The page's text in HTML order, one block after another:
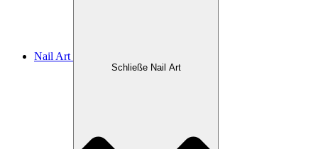
Nail Art
Schließe Nail Art